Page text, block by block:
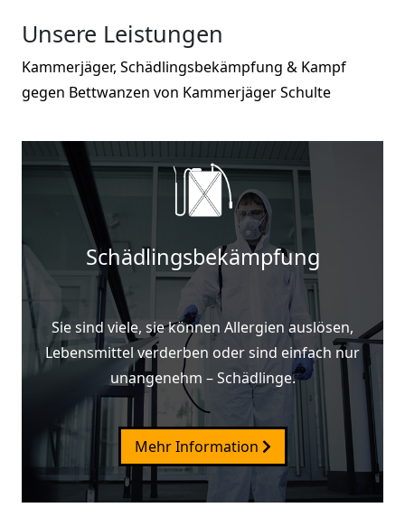
Unsere Leistungen
Kammerjäger, Schädlingsbekämpfung & Kampf
gegen Bettwanzen von Kammerjäger Schulte
Schädlingsbekämpfung
Sie sind viele, sie können Allergien auslösen,
Lebensmittel verderben oder sind einfach nur
unangenehm – Schädlinge.
Mehr Information